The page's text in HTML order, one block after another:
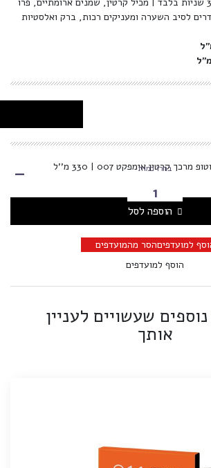
קרטין אימפקט 007 | 330 מ''ל
בחרו כמות -
הוספה לסל
למועדפיםהסר מהמועדפים
הוסף למועדפים
שעשויים לעניין
אותך